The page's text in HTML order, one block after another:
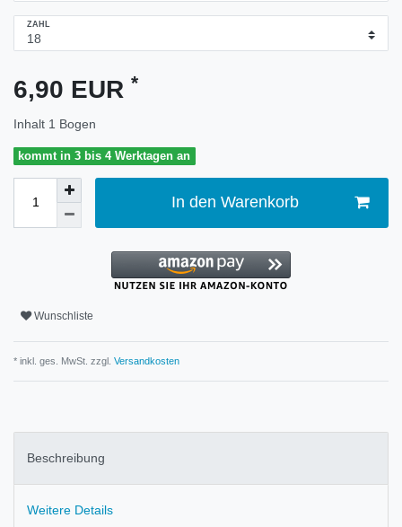
ZAHL
6,90 EUR *
Inhalt 1 Bogen
kommt in 3 bis 4 Werktagen an
In den Warenkorb
Wunschliste
* inkl. ges. MwSt. zzgl. Versandkosten
Beschreibung
Weitere Details